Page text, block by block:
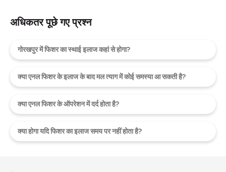
अधिकतर पूछे गए प्रश्न
गोरखपुर में फिशर का स्थाई इलाज कहां से होगा?
क्या एनल फिशर के इलाज के बाद मल त्याग में कोई समस्या आ सकती है?
क्या एनल फिशर के ऑपरेशन में दर्द होता है?
क्या होगा यदि फिशर का इलाज समय पर नहीं होता है?